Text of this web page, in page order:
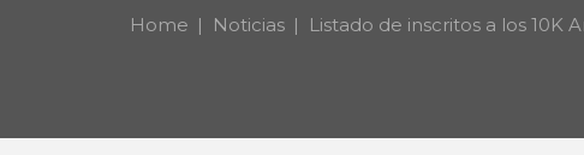
Home Noticias Listado de inscritos a los 10K